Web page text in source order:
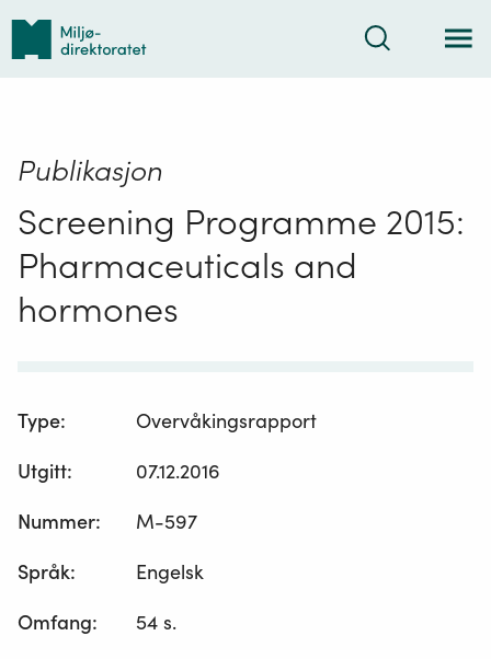
Tilbake
forsiden
Søk
Publikasjon
Screening Programme 2015:
Pharmaceuticals and
hormones
Type:
Overvåkingsrapport
Utgitt:
07.12.2016
Nummer:
M-597
Språk:
Engelsk
Omfang:
54 s.